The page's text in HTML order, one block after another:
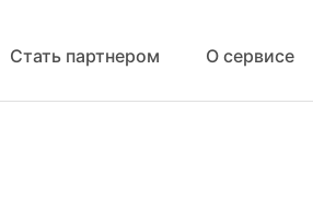
Стать партнером О сервисе